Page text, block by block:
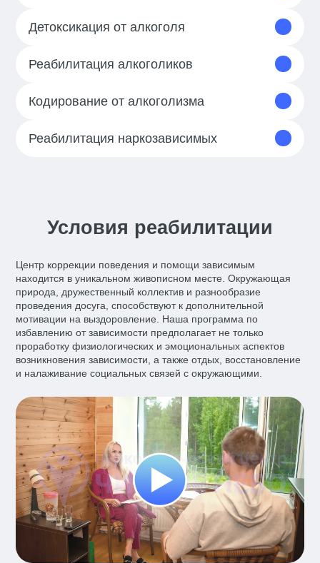
Детоксикация от алкоголя
Реабилитация алкоголиков
Кодирование от алкоголизма
Реабилитация наркозависимых
Условия реабилитации
Центр коррекции поведения и помощи зависимым
находится в уникальном живописном месте. Окружающая
природа, дружественный коллектив и разнообразие
проведения досуга, способствуют к дополнительной
мотивации на выздоровление. Наша программа по
избавлению от зависимости предполагает не только
проработку физиологических и эмоциональных аспектов
возникновения зависимости, а также отдых, восстановление
и налаживание социальных связей с окружающими.